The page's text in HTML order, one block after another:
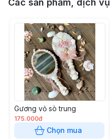
Các sản phẩm, dịch
Gương vỏ sò trung
175.000đ
Chọn mua